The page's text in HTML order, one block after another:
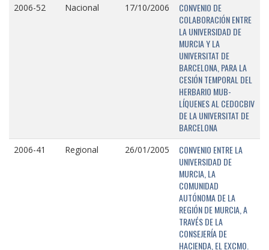
2006-52 Nacional 17/10/2006
CONVENIO DE
COLABORACIÓN ENTRE
LA UNIVERSIDAD DE
MURCIA Y LA
UNIVERSITAT DE
BARCELONA, PARA LA
CESIÓN TEMPORAL DEL
HERBARIO MUB-
LÍQUENES AL CEDOCBIV
DE LA UNIVERSITAT DE
BARCELONA
2006-41 Regional 26/01/2005
CONVENIO ENTRE LA
UNIVERSIDAD DE
MURCIA, LA
COMUNIDAD
AUTÓNOMA DE LA
REGIÓN DE MURCIA, A
TRAVÉS DE LA
CONSEJERÍA DE
HACIENDA, EL EXCMO.